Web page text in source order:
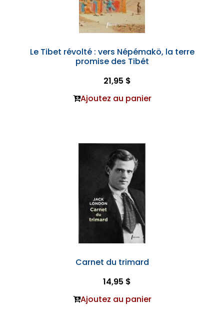
Le Tibet révolté : vers Népémakö, la terre
promise des Tibét
21,95 $
Ajoutez au panier
Carnet du trimard
14,95 $
Ajoutez au panier